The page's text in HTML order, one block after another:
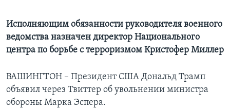
Исполняющим обязанности руководителя военного
ведомства назначен директор Национального
центра по борьбе с терроризмом Кристофер Миллер
ВАШИНГТОН – Президент США Дональд Трамп
объявил через Твиттер об увольнении министра
обороны Марка Эспера.